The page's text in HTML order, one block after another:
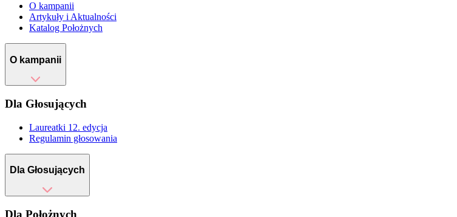
O kampanii
Artykuły i Aktualności
Katalog Położnych
O kampanii
Dla Głosujących
Laureatki 12. edycja
Regulamin głosowania
Dla Głosujących
Dla Położnych